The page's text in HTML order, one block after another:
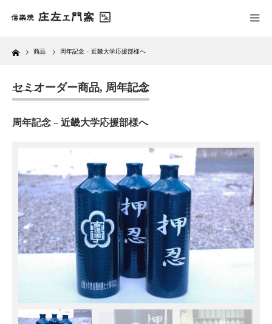
Home 商品 周年記念 – 近畿大学応援部様へ
セミオーダー商品, 周年記念
周年記念 – 近畿大学応援部様へ